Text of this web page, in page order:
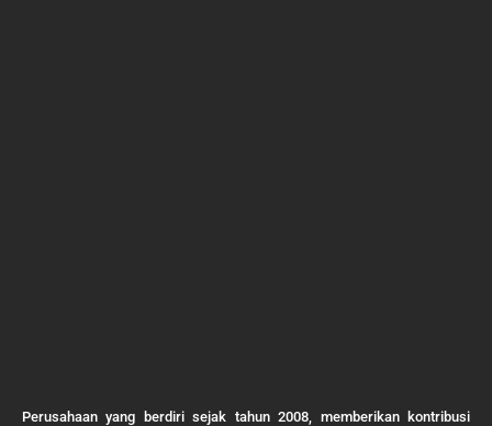
Perusahaan yang berdiri sejak tahun 2008, memberikan kontribusi